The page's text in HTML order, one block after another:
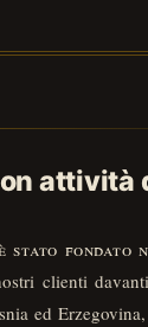
attività
stato fondato
clienti
ed